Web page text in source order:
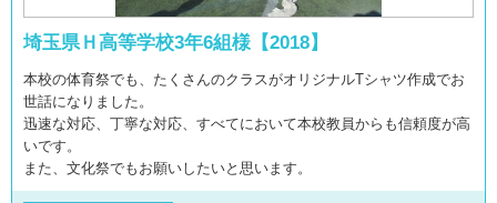
埼玉県Ｈ高等学校3年6組様【2018】
本校の体育祭でも、たくさんのクラスがオリジナルTシャツ作成でお
世話になりました。
迅速な対応、丁寧な対応、すべてにおいて本校教員からも信頼度が高
いです。
また、文化祭でもお願いしたいと思います。